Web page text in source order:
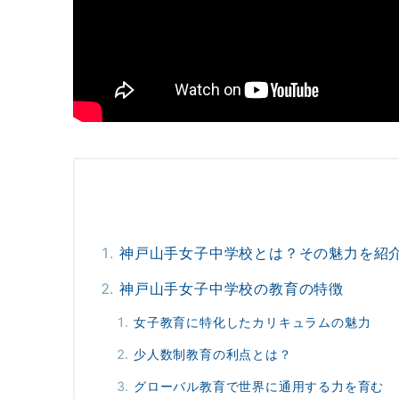
神戸山手女子中学校とは？その魅力を紹
神戸山手女子中学校の教育の特徴
女子教育に特化したカリキュラムの魅力
少人数制教育の利点とは？
グローバル教育で世界に通用する力を育む